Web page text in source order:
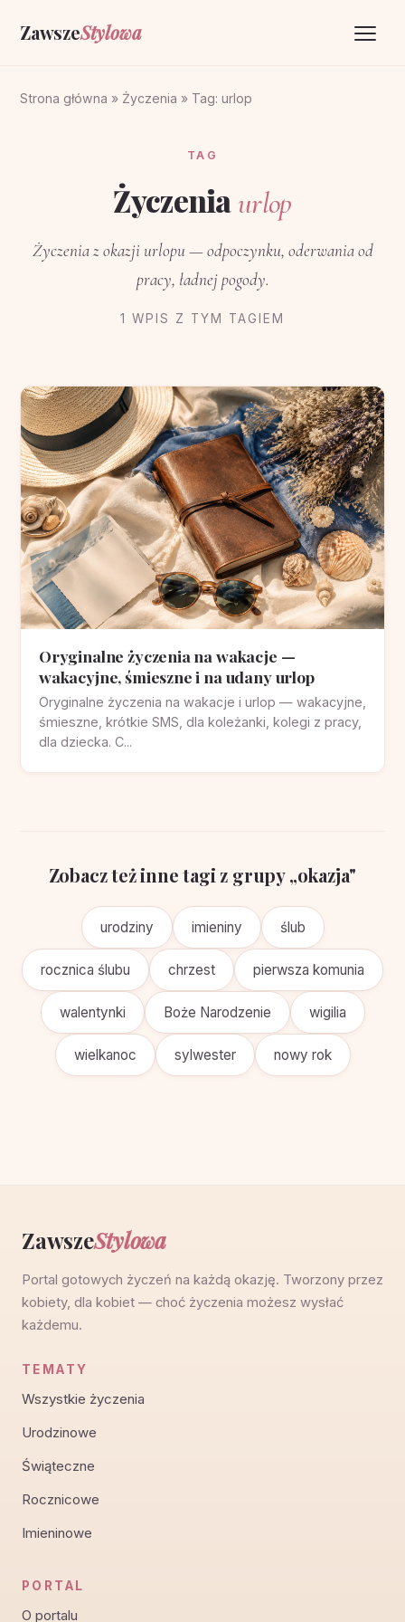
ZawszeStylowa
Strona główna » Życzenia » Tag: urlop
TAG
Życzeniaurlop
Życzenia z okazji urlopu — odpoczynku, oderwania od
pracy, ładnej pogody.
1 WPIS Z TYM TAGIEM
Oryginalne życzenia na wakacje —
wakacyjne, śmieszne i na udany urlop
Oryginalne życzenia na wakacje i urlop — wakacyjne,
śmieszne, krótkie SMS, dla koleżanki, kolegi z pracy,
dla dziecka. C...
Zobacz też inne tagi z grupy „okazja"
urodziny imieniny ślub
rocznica ślubu chrzest pierwsza komunia
walentynki Boże Narodzenie wigilia
wielkanoc sylwester nowy rok
ZawszeStylowa
Portal gotowych życzeń na każdą okazję. Tworzony przez
kobiety, dla kobiet — choć życzenia możesz wysłać
każdemu.
TEMATY
Wszystkie życzenia
Urodzinowe
Świąteczne
Rocznicowe
Imieninowe
PORTAL
O portalu